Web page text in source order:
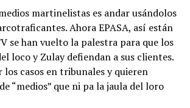
martinelistas es andar usándolos
Ahora EPASA, así están
se han vuelto la palestra para que los
loco y Zulay defiendan a sus clientes.
los casos en tribunales y quieren
“medios” que ni pa la jaula del loro